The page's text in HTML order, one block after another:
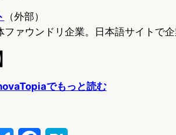
（外部）
ファウンドリ企業。日本語サイトで
でもっと読む